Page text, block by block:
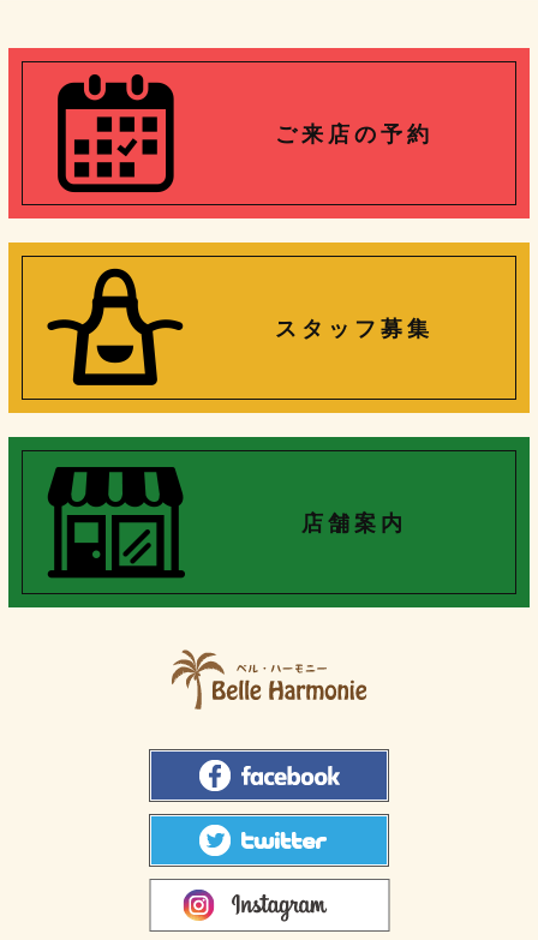
ご 来 店 の 予 約
ス タ ッ フ 募 集
店 舗 案 内